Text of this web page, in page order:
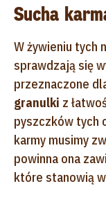
Sucha
W żywieniu tych
sprawdzają się
przeznaczone
granulki z
pyszczków tych
karmy musimy
powinna ona
które stanowią